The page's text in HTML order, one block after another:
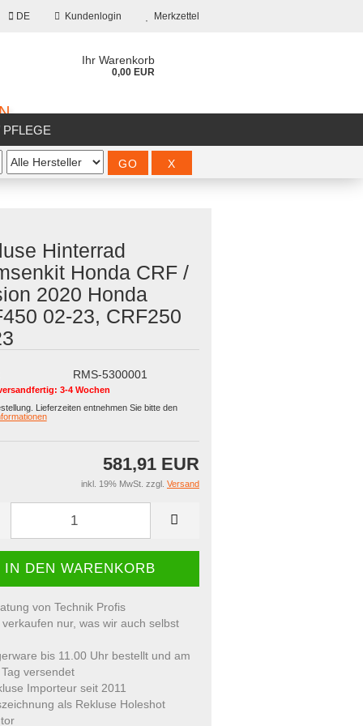
DE Kundenlogin Merkzettel
Ihr Warenkorb
0,00 EUR
PFLEGE
%SALE%
Hinterrad
Honda CRF /
2020 Honda
02-23, CRF250
RMS-5300001
3-4 Wochen
Lieferzeiten entnehmen Sie bitte den
581,91 EUR
inkl. 19% MwSt. zzgl. Versand
von Technik Profis
verkaufen nur, was wir auch selbst
bis 11.00 Uhr bestellt und am
versendet
Importeur seit 2011
als Rekluse Holeshot